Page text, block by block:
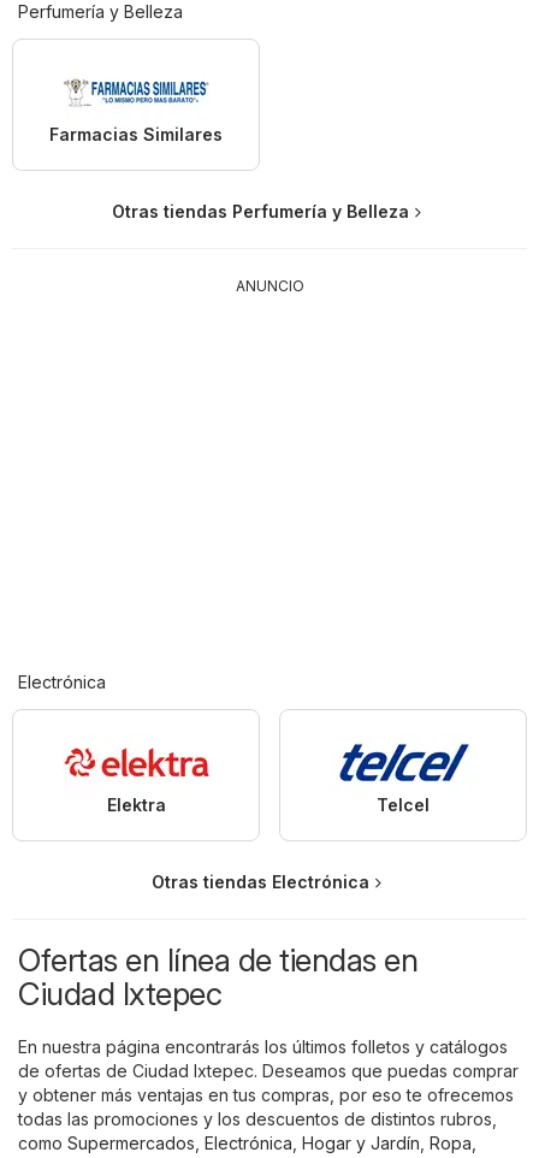
Perfumería y Belleza
Farmacias Similares
Otras tiendas Perfumería y Belleza
ANUNCIO
Electrónica
Elektra Telcel
Otras tiendas Electrónica
Ofertas en línea de tiendas en
Ciudad Ixtepec
En nuestra página encontrarás los últimos folletos y catálogos
de ofertas de Ciudad Ixtepec. Deseamos que puedas comprar
y obtener más ventajas en tus compras, por eso te ofrecemos
todas las promociones y los descuentos de distintos rubros,
como Supermercados Electrónica Hogar y Jardín Ropa,